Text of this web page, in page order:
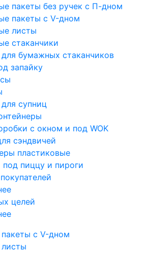
пакеты без ручек с П-дном
пакеты с V-дном
листы
стаканчики
бумажных стаканчиков
запайку
супниц
с окном и под WOK
сэндвичей
пластиковые
под пиццу и пироги
целей
с V-дном